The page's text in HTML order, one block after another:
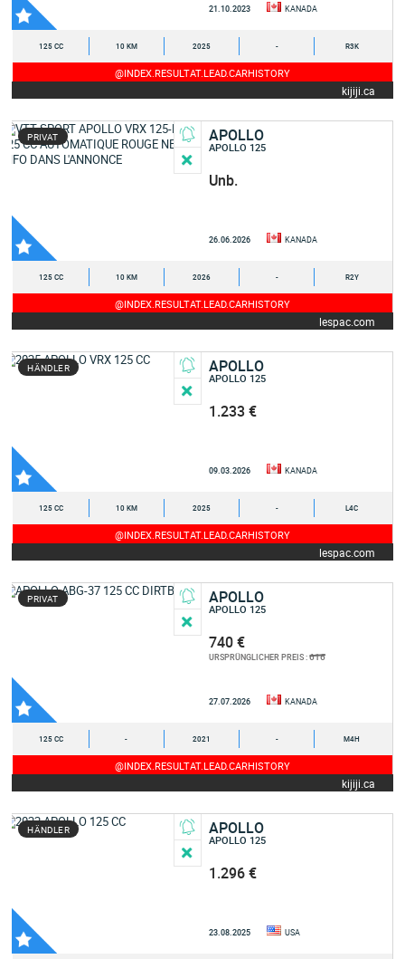
21.10.2023 KANADA
125 CC 10 KM 2025 - R3K
@INDEX.RESULTAT.LEAD.CARHISTORY
kijiji.ca
PRIVAT APOLLO
APOLLO 125
Unb.
26.06.2026 KANADA
125 CC 10 KM 2026 - R2Y
@INDEX.RESULTAT.LEAD.CARHISTORY
lespac.com
HÄNDLER APOLLO
APOLLO 125
1.233 €
09.03.2026 KANADA
125 CC 10 KM 2025 - L4C
@INDEX.RESULTAT.LEAD.CARHISTORY
lespac.com
PRIVAT APOLLO
APOLLO 125
740 €
URSPRÜNGLICHER PREIS :616
27.07.2026 KANADA
125 CC - 2021 - M4H
@INDEX.RESULTAT.LEAD.CARHISTORY
kijiji.ca
HÄNDLER APOLLO
APOLLO 125
1.296 €
23.08.2025 USA